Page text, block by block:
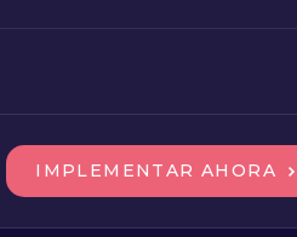
IMPLEMENTAR AHORA